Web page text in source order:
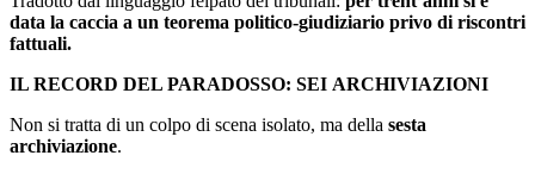
data la caccia a un teorema politico-giudiziario privo di riscontri
fattuali.
IL RECORD DEL PARADOSSO: SEI ARCHIVIAZIONI
Non si tratta di un colpo di scena isolato, ma della sesta
archiviazione.